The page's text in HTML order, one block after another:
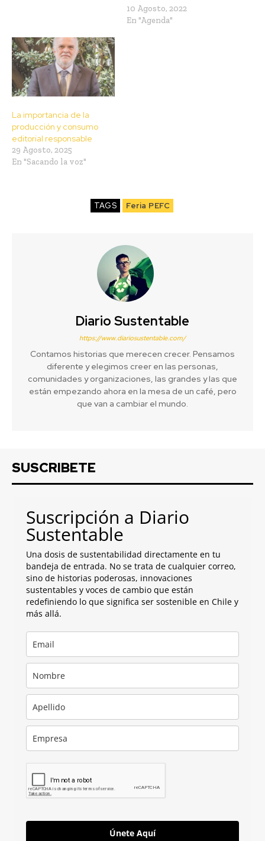
10 Agosto, 2022
En "Agenda"
La importancia de la
producción y consumo
editorial responsable
29 Agosto, 2025
En "Sacando la voz"
TAGS Feria PEFC
Diario Sustentable
https://www.diariosustentable.com/
Contamos historias que merecen crecer. Pensamos
diferente y elegimos creer en las personas,
comunidades y organizaciones, las grandes y las que
están empezando ahora en la mesa de un café, pero
que van a cambiar el mundo.
SUSCRIBETE
Suscripción a Diario
Sustentable
Una dosis de sustentabilidad directamente en tu
bandeja de entrada. No se trata de cualquier correo,
sino de historias poderosas, innovaciones
sustentables y voces de cambio que están
redefiniendo lo que significa ser sostenible en Chile y
más allá.
Únete Aquí